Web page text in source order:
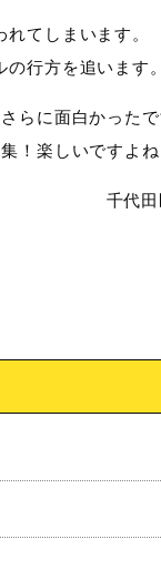
てしまいます。
行方を追います。
らに面白かったで
！楽しいですよ
千代